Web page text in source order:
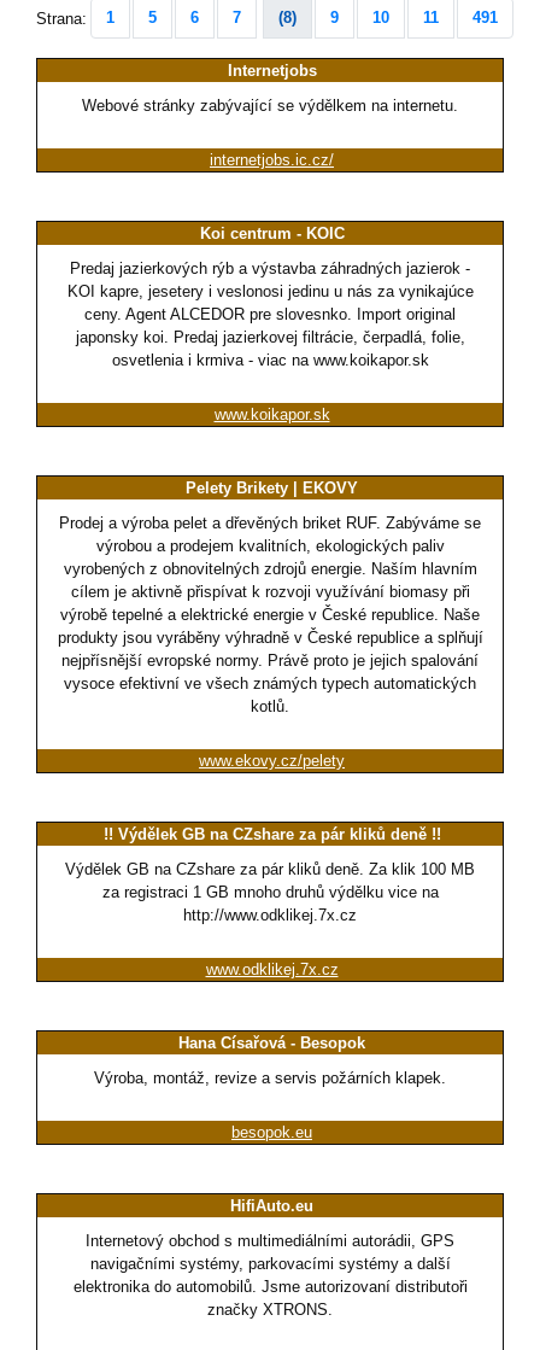
Strana: 1 5 6 7 (8) 9 10 11 491
Internetjobs
Webové stránky zabývající se výdělkem na internetu.
internetjobs.ic.cz/
Koi centrum - KOIC
Predaj jazierkových rýb a výstavba záhradných jazierok -
KOI kapre, jesetery i veslonosi jedinu u nás za vynikajúce
ceny. Agent ALCEDOR pre slovesnko. Import original
japonsky koi. Predaj jazierkovej filtrácie, čerpadlá, folie,
osvetlenia i krmiva - viac na www.koikapor.sk
www.koikapor.sk
Pelety Brikety | EKOVY
Prodej a výroba pelet a dřevěných briket RUF. Zabýváme se
výrobou a prodejem kvalitních, ekologických paliv
vyrobených z obnovitelných zdrojů energie. Naším hlavním
cílem je aktivně přispívat k rozvoji využívání biomasy při
výrobě tepelné a elektrické energie v České republice. Naše
produkty jsou vyráběny výhradně v České republice a splňují
nejpřísnější evropské normy. Právě proto je jejich spalování
vysoce efektivní ve všech známých typech automatických
kotlů.
www.ekovy.cz/pelety
!! Výdělek GB na CZshare za pár kliků deně !!
Výdělek GB na CZshare za pár kliků deně. Za klik 100 MB
za registraci 1 GB mnoho druhů výdělku vice na
http://www.odklikej.7x.cz
www.odklikej.7x.cz
Hana Císařová - Besopok
Výroba, montáž, revize a servis požárních klapek.
besopok.eu
HifiAuto.eu
Internetový obchod s multimediálními autorádii, GPS
navigačními systémy, parkovacími systémy a další
elektronika do automobilů. Jsme autorizovaní distributoři
značky XTRONS.